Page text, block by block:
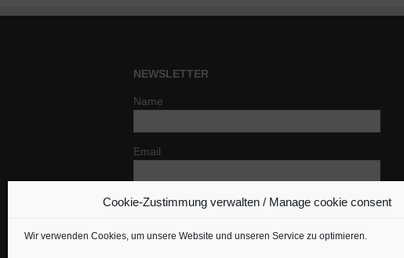
Cookie-Zustimmung verwalten / Manage cookie consent
Wir verwenden Cookies, um unsere Website und unseren Service zu optimieren.
NEWSLETTER
Name
Email
Indem Du fortfährst, akzeptierst Du unsere